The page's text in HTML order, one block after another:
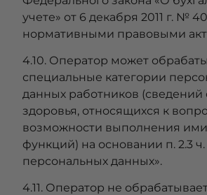
учете» от 6 декабря 2011 г. №
нормативными правовыми
4.10. Оператор может
специальные категории
данных работников (сведений
здоровья, относящихся к
возможности выполнения
функций) на основании п. 2.3 ч.
персональных данных».
4.11. Оператор не